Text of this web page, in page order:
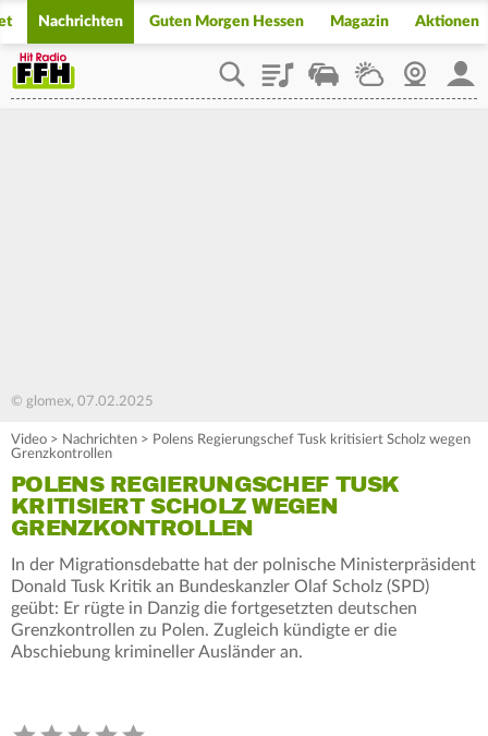
Nachrichten Guten Morgen Hessen Magazin Aktionen
PlaylistStaupilotWetterWebcam
© glomex, 07.02.2025
Video > Nachrichten > Polens Regierungschef Tusk kritisiert Scholz wegen
Grenzkontrollen
POLENS REGIERUNGSCHEF TUSK
KRITISIERT SCHOLZ WEGEN
GRENZKONTROLLEN
In der Migrationsdebatte hat der polnische Ministerpräsident
Donald Tusk Kritik an Bundeskanzler Olaf Scholz (SPD)
geübt: Er rügte in Danzig die fortgesetzten deutschen
Grenzkontrollen zu Polen. Zugleich kündigte er die
Abschiebung krimineller Ausländer an.